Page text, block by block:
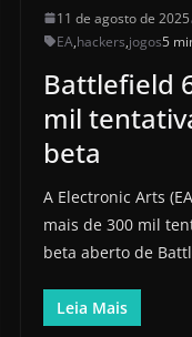
11 de agosto de 2025
EA,hackers,jogos5
Battlefield
mil
beta
A Electronic Arts
mais de 300 mil
beta aberto de
Leia Mais